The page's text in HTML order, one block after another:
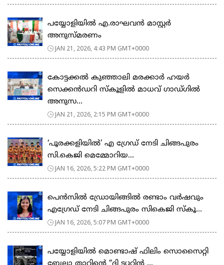
പയ്യോളിയിൽ എ.രാഘവൻ മാസ്റ്റർ
അനുസ്മരണം
JAN 21, 2026, 4:43 PM GMT+0000
കോട്ടക്കൽ കുഞ്ഞാലി മരക്കാർ ഹയർ
സെക്കൻഡറി സ്കൂളിൽ മാധവ് ഗാഡ്ഗിൽ
അനുസ...
JAN 21, 2026, 2:15 PM GMT+0000
‘പൂരക്കളിയിൽ’ എ ഗ്രേഡ് നേടി ചിങ്ങപുരം
സി.കെജി മെമ്മോറിയ...
JAN 16, 2026, 5:22 PM GMT+0000
പെൻസിൽ ഡ്രോയിങ്ങിൽ രണ്ടാം വർഷവും
എഗ്രേഡ് നേടി ചിങ്ങപുരം സികെജി സ്കൂ...
JAN 16, 2026, 5:07 PM GMT+0000
പയ്യോളിയിൽ മൊണ്ടാഷ് ഫിലിം സൊസൈറ്റി